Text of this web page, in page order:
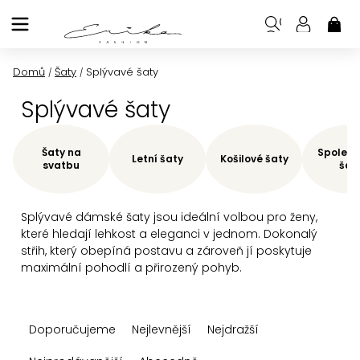
na
Domů / Šaty / Splývavé šaty
Splývavé šaty
Splývavé dámské šaty jsou ideální volbou pro ženy,
které hledají lehkost a eleganci v jednom. Dokonalý
střih, který obepíná postavu a zároveň jí poskytuje
maximální pohodlí a přirozený pohyb.
Šaty na
svatbu
Letní šaty Košilové šaty
aDoporučujeme Nejlevnější
Nejdražší